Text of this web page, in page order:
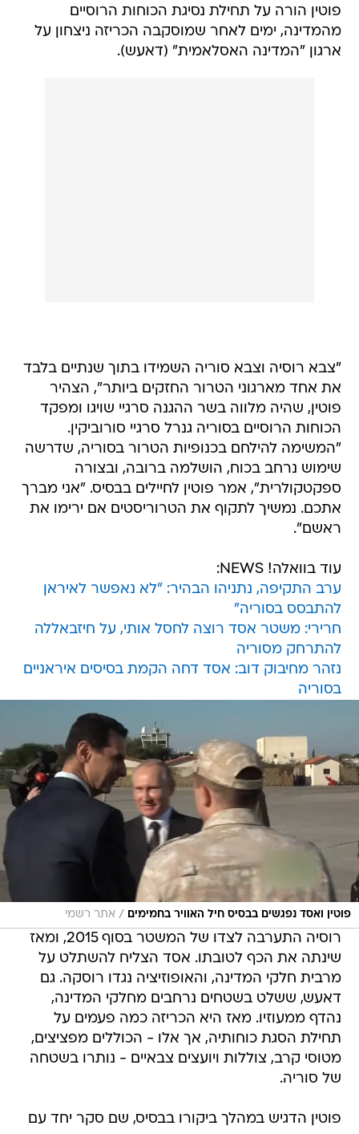
פוטין הורה על תחילת נסיגת הכוחות הרוסיים
מהמדינה, ימים לאחר שמוסקבה הכריזה ניצחון על
ארגון "המדינה האסלאמית" (דאעש).
"צבא רוסיה וצבא סוריה השמידו בתוך שנתיים בלבד
את אחד מארגוני הטרור החזקים ביותר", הצהיר
פוטין, שהיה מלווה בשר ההגנה סרגיי שויגו ומפקד
הכוחות הרוסיים בסוריה גנרל סרגיי סורוביקין.
"המשימה להילחם בכנופיות הטרור בסוריה, שדרשה
שימוש נרחב בכוח, הושלמה ברובה, ובצורה
ספקטקולרית", אמר פוטין לחיילים בבסיס. "אני מברך
אתכם. נמשיך לתקוף את הטרוריסטים אם ירימו את
ראשם".
עוד בוואלה! NEWS:
ערב התקיפה, נתניהו הבהיר: "לא נאפשר לאיראן
להתבסס בסוריה"
חרירי: משטר אסד רוצה לחסל אותי, על חיזבאללה
להתרחק מסוריה
נזהר מחיבוק דוב: אסד דחה הקמת בסיסים איראניים
בסוריה
פוטין ואסד נפגשים בבסיס חיל האוויר בחמימים / אתר רשמי
רוסיה התערבה לצדו של המשטר בסוף 2015, ומאז
שינתה את הכף לטובתו. אסד הצליח להשתלט על
מרבית חלקי המדינה, והאופוזיציה נגדו רוסקה. גם
דאעש, ששלט בשטחים נרחבים מחלקי המדינה,
נהדף ממעוזיו. מאז היא הכריזה כמה פעמים על
תחילת הסגת כוחותיה, אך אלו - הכוללים מפציצים,
מטוסי קרב, צוללות ויועצים צבאיים - נותרו בשטחה
של סוריה.
פוטין הדגיש במהלך ביקורו בבסיס, שם סקר יחד עם